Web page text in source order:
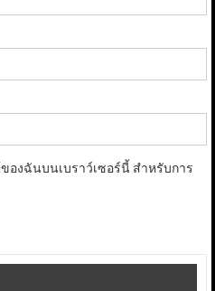
องฉันบนเบราว์เซอร์นี้ สำหรับการ